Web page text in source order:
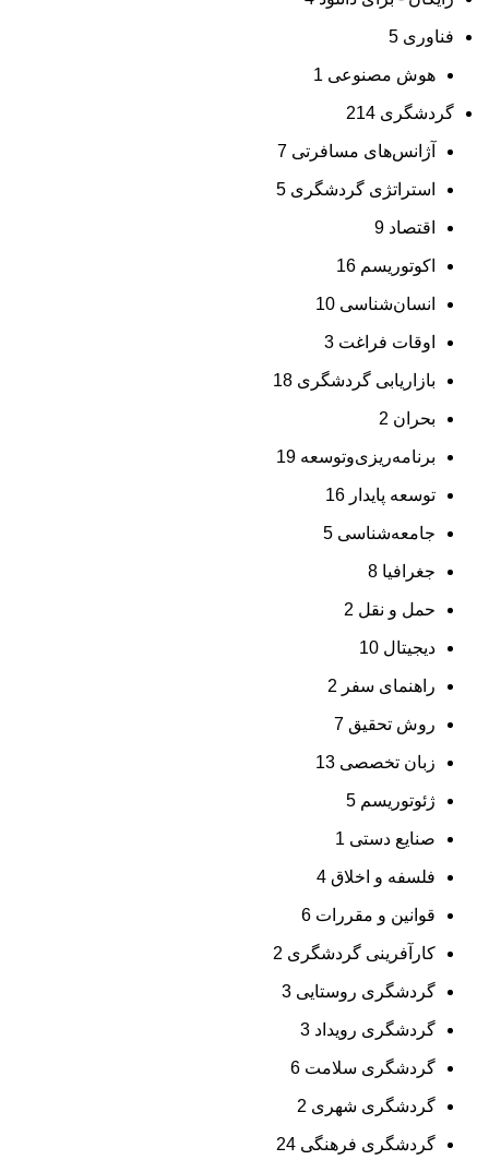
فناوری 5
هوش مصنوعی 1
گردشگری 214
آژانس‌های مسافرتی 7
استراتژی گردشگری 5
اقتصاد 9
اکوتوریسم 16
انسان‌شناسی 10
اوقات فراغت 3
بازاریابی گردشگری 18
بحران 2
برنامه‌ریزی‌وتوسعه 19
توسعه پایدار 16
جامعه‌شناسی 5
جغرافیا 8
حمل و نقل 2
دیجیتال 10
راهنمای سفر 2
روش تحقیق 7
زبان تخصصی 13
ژئوتوریسم 5
صنایع دستی 1
فلسفه و اخلاق 4
قوانین و مقررات 6
کارآفرینی گردشگری 2
گردشگری روستایی 3
گردشگری رویداد 3
گردشگری سلامت 6
گردشگری شهری 2
گردشگری فرهنگی 24